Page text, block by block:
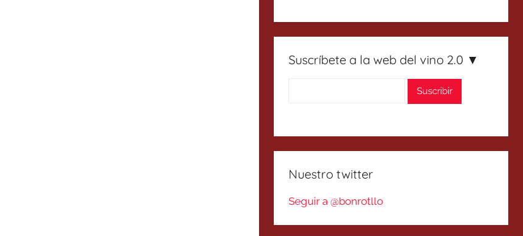
Suscríbete a la web del vino 2.0 ▼
Nuestro twitter
Seguir a @bonrotllo